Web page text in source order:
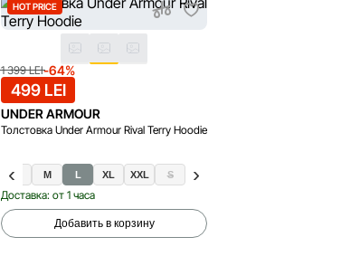
HOT PRICE
1 399 LEI-64%
499 LEI
UNDER ARMOUR
Толстовка Under Armour Rival Terry Hoodie
XS M L XL XXL S
Доставка: от 1 часа
Добавить в корзину